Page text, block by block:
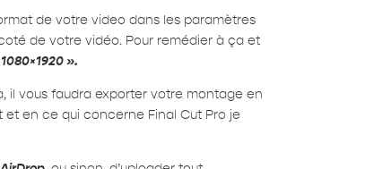
de votre video dans les paramètres
de votre vidéo. Pour remédier à ça et
».
il vous faudra exporter votre montage en
et en ce qui concerne Final Cut Pro je